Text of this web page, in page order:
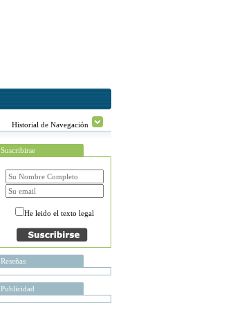
Historial de Navegación
Suscribirse
He leido el texto legal
Reseñas
Publicidad